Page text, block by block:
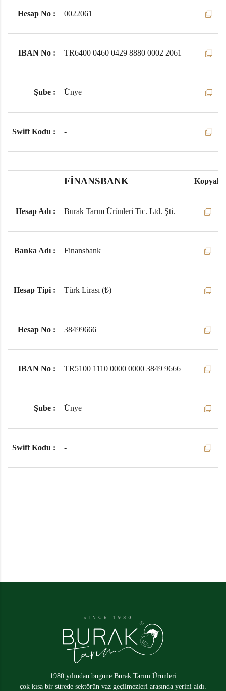
Hesap No : 0022061
IBAN No : TR6400 0460 0429 8880 0002 2061
Şube : Ünye
Swift Kodu : -
FİNANSBANK Kopyala
Hesap Adı : Burak Tarım Ürünleri Tic. Ltd. Şti.
Banka Adı : Finansbank
Hesap Tipi : Türk Lirası (₺)
Hesap No : 38499666
IBAN No : TR5100 1110 0000 0000 3849 9666
Şube : Ünye
Swift Kodu : -
1980 yılından bugüne Burak Tarım Ürünleri
çok kısa bir sürede sektörün vaz geçilmezleri arasında yerini aldı.